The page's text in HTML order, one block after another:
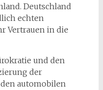
Deutschland
echten
Vertrauen in die
und den
der
automobilen